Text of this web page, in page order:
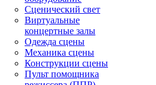
Сценический свет
Виртуальные
концертные залы
Одежда сцены
Механика сцены
Конструкции сцены
Пульт помощника